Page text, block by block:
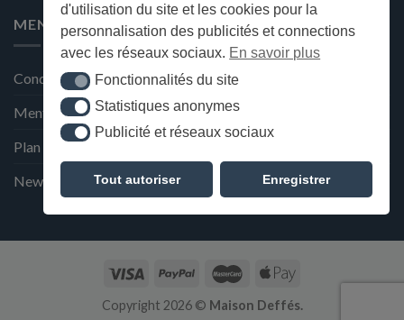
d'utilisation du site et les cookies pour la
personnalisation des publicités et connections
avec les réseaux sociaux. En savoir plus
Fonctionnalités du site
Fonctionnalités du site
Statistiques anonymes
Statistiques anonymes
Publicité et réseaux sociaux
Publicité et réseaux sociaux
Tout autoriser Enregistrer
MENU
Conditions générales de ventes
Mentions Légales et Politique de confidentialité
Plan du site
Newsletter de la Maison Deffès
Copyright 2026 © Maison Deffés.